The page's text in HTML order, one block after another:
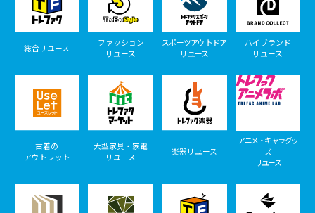
総合リユース
ファッション
リユース
スポーツアウトドア
リユース
ハイブランド
リユース
古着の
アウトレット
大型家具・家電
リユース
楽器リユース
アニメ・キャラグッ
ズ
リユース